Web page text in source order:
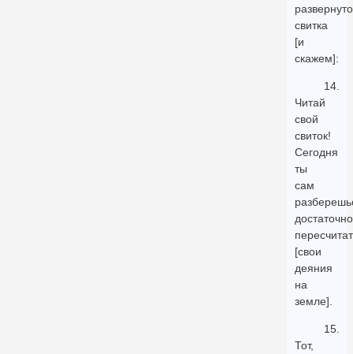
свитка
[и
скажем]:
14.
Читай
свой
свиток!
Сегодня
ты
сам
достаточно
[свои
деяния
на
земле].
15.
Тот,